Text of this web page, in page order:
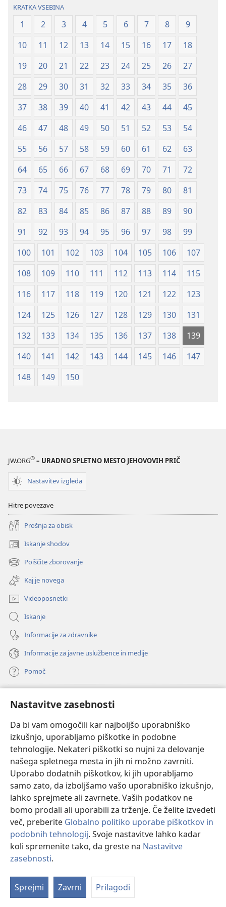
Nastavitve zasebnosti
Da bi vam omogočili kar najboljšo uporabniško
izkušnjo, uporabljamo piškotke in podobne
tehnologije. Nekateri piškotki so nujni za delovanje
našega spletnega mesta in jih ni možno zavrniti.
Uporabo dodatnih piškotkov, ki jih uporabljamo
samo zato, da izboljšamo vašo uporabniško izkušnjo,
lahko sprejmete ali zavrnete. Vaših podatkov ne
bomo prodali ali uporabili za trženje. Če želite izvedeti
več, preberite Globalno politiko uporabe piškotkov in
podobnih tehnologij. Svoje nastavitve lahko kadar
koli spremenite tako, da greste na Nastavitve
zasebnosti.
Sprejmi Zavrni Prilagodi
2021)2021)
KRATKA VSEBINA
1 2 3 4 5 6 7 8
9
10
11 12 13 14 15 16 17
18
19
20 21 22 23 24 25 26
27
28
29 30 31 32 33 34 35
36
37
38 39 40 41 42 43 44
45
46
47 48 49 50 51 52 53
54
55
56 57 58 59 60 61 62
63
64
65 66 67 68 69 70 71
72
73
74 75 76 77 78 79 80
81
82
83 84 85 86 87 88 89
90
91
92 93 94 95 96 97 98
99
100
101 102 103 104 105 106
107
108
109 110 111 112 113 114
115
116
117 118 119 120 121 122
123
124
125 126 127 128 129 130
131
132
133 134 135 136 137 138
139
140
141 142 143 144 145 146
147
148
149 150
JW.ORG® – URADNO SPLETNO MESTO JEHOVOVIH PRIČ
Nastavitev izgleda
Hitre povezave
Prošnja za obisk
Iskanje shodov
(odpre
novo
okno)
Poiščite zborovanje
(odpre
novo
okno)
Kaj je novega
Videoposnetki
Iskanje
Informacije za zdravnike
Informacije za javne uslužbence in medije
Pomoč
(odpre
novo
okno) Watchtowerjeva SPLETNA KNJIŽNICA™
(odpre
novo
okno) JW Hub
(odpre
novo
okno)JW Library
Watchtower Library
Copyright© 2026 Watch Tower Bible and Tract Society of Pennsylvania.
POGOJI UPORABE